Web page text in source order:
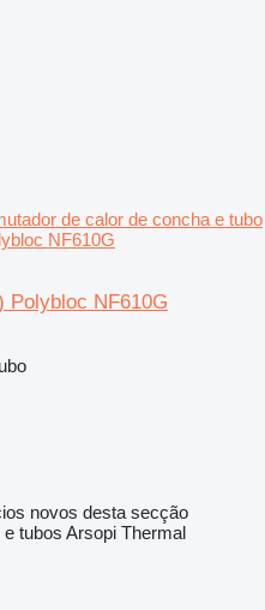
de calor de concha e tubo
NF610G
Polybloc NF610G
novos desta secção
tubos Arsopi Thermal